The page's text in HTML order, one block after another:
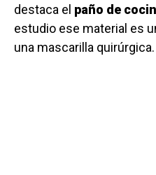
destaca el paño de
estudio ese material es
una mascarilla quirúrgica.